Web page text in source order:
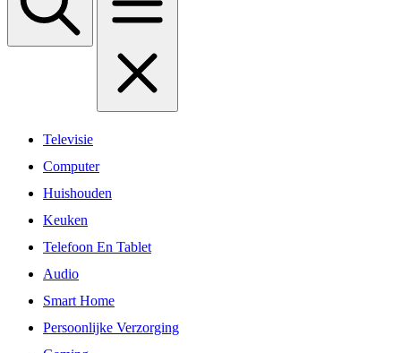
Televisie
Computer
Huishouden
Keuken
Telefoon En Tablet
Audio
Smart Home
Persoonlijke Verzorging